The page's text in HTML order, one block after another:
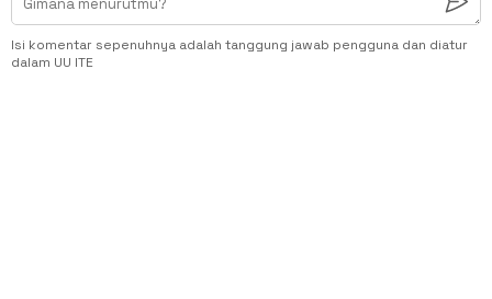
Isi komentar sepenuhnya adalah tanggung jawab pengguna dan diatur
dalam UU ITE